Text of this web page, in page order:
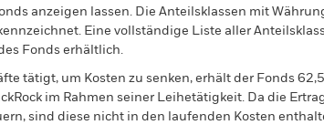
anzeigen lassen. Die Anteilsklassen mit
Eine vollständige Liste aller
Fonds erhältlich.
tätigt, um Kosten zu senken, erhält der Fonds
im Rahmen seiner Leihetätigkeit. Da die
sind diese nicht in den laufenden Kosten